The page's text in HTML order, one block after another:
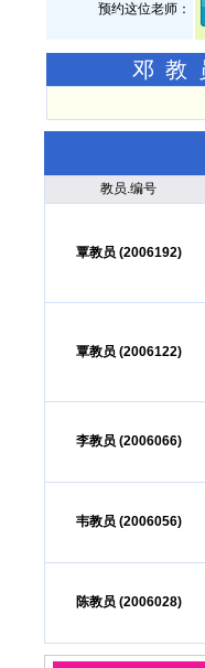
预约这位老师：
邓
教员.编号
覃教员 (2006192)
覃教员 (2006122)
李教员 (2006066)
韦教员 (2006056)
陈教员 (2006028)